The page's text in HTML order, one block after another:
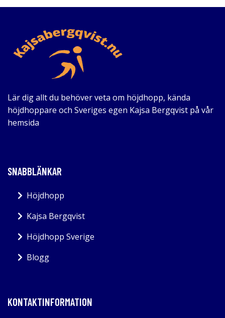
Lär dig allt du behöver veta om höjdhopp, kända
höjdhoppare och Sveriges egen Kajsa Bergqvist på vår
hemsida
SNABBLÄNKAR
Höjdhopp
Kajsa Bergqvist
Höjdhopp Sverige
Blogg
KONTAKTINFORMATION